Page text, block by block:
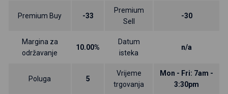
Premium Buy -33
Premium
Sell
-30
Margina za
održavanje
10.00%
Datum
isteka
n/a
Poluga 5
Vrijeme
trgovanja
Mon - Fri: 7am -
3:30pm